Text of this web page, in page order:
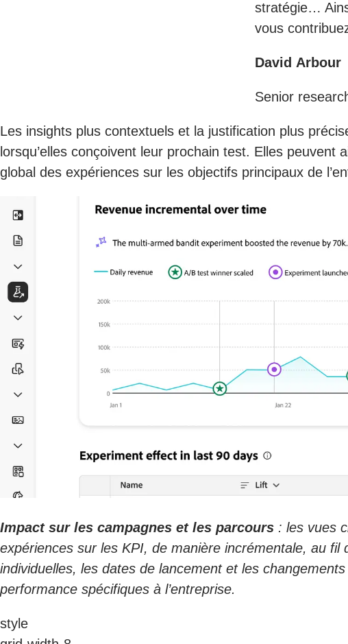
stratégie…
vous
David Arbour
Senior
Les insights plus contextuels et la justification plus
lorsqu’elles conçoivent leur prochain test. Elles
global des expériences sur les objectifs principaux de
Impact sur les campagnes et les parcours : les vues
expériences sur les KPI, de manière incrémentale, au
individuelles, les dates de lancement et les
performance spécifiques à l’entreprise.
style